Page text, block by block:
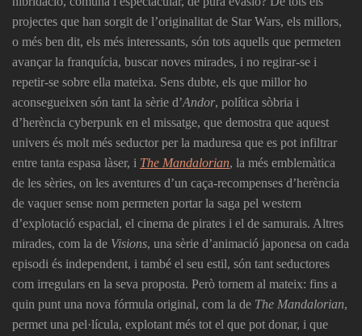
projectes que han sorgit de l’originalitat de Star Wars, els millors,
o més ben dit, els més interessants, són tots aquells que permeten
avançar la franquícia, buscar noves mirades, i no regirar-se i
repetir-se sobre ella mateixa. Sens dubte, els que millor ho
aconsegueixen són tant la sèrie d’Andor, política sòbria i
d’herència cyberpunk en el missatge, que demostra que aquest
univers és molt més seductor per la maduresa que es pot infiltrar
entre tanta espasa làser, i The Mandalorian, la més emblemàtica
de les sèries, on les aventures d’un caça-recompenses d’herència
de vaquer sense nom permeten portar la saga pel western
d’explotació espacial, el cinema de pirates i el de samurais. Altres
mirades, com la de Visions, una sèrie d’animació japonesa on cada
episodi és independent, i també el seu estil, són tant seductores
com irregulars en la seva proposta. Però tornem al mateix: fins a
quin punt una nova fórmula original, com la de The Mandalorian,
permet una pel·lícula, explotant més tot el que pot donar, i que